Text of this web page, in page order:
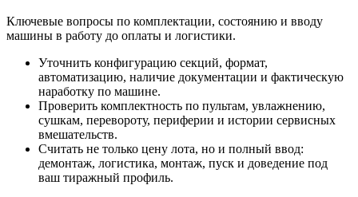
Ключевые вопросы по комплектации, состоянию и вводу
машины в работу до оплаты и логистики.
Уточнить конфигурацию секций, формат,
автоматизацию, наличие документации и фактическую
наработку по машине.
Проверить комплектность по пультам, увлажнению,
сушкам, перевороту, периферии и истории сервисных
вмешательств.
Считать не только цену лота, но и полный ввод:
демонтаж, логистика, монтаж, пуск и доведение под
ваш тиражный профиль.